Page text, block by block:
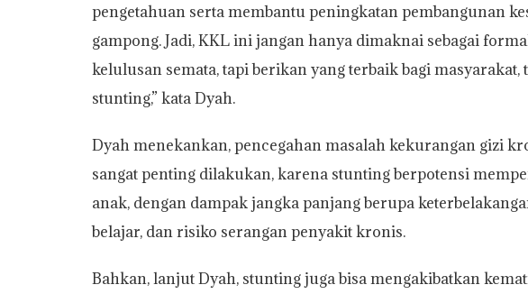
pengetahuan serta membantu peningkatan pembangunan
gampong. Jadi, KKL ini jangan hanya dimaknai sebagai
kelulusan semata, tapi berikan yang terbaik bagi
stunting,” kata Dyah.
Dyah menekankan, pencegahan masalah kekurangan gizi
sangat penting dilakukan, karena stunting berpotensi
anak, dengan dampak jangka panjang berupa
belajar, dan risiko serangan penyakit kronis.
Bahkan, lanjut Dyah, stunting juga bisa mengakibatkan